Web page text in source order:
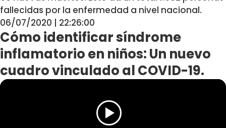
fallecidas por la enfermedad a nivel nacional.
06/07/2020 | 22:26:00
Cómo identificar síndrome
inflamatorio en niños: Un nuevo
cuadro vinculado al COVID-19.